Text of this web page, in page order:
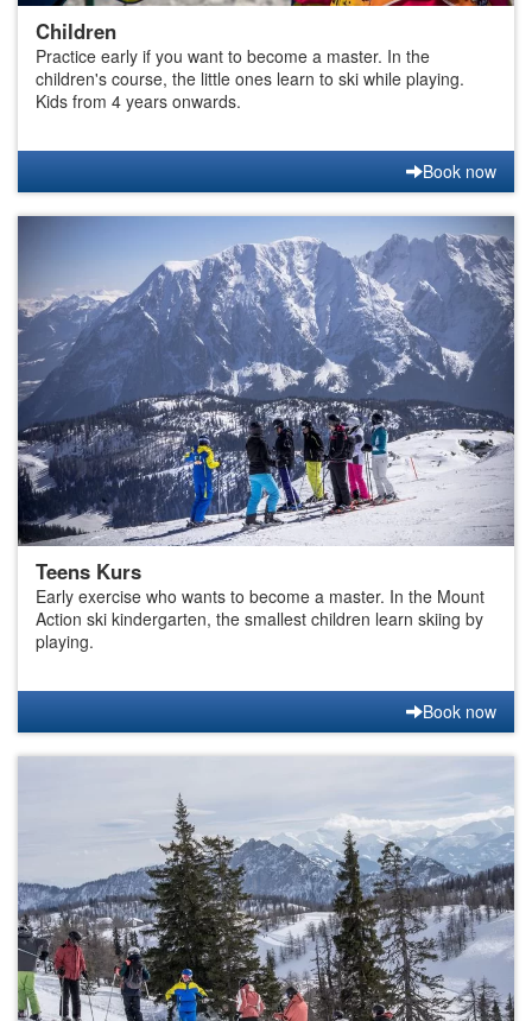
Children
Practice early if you want to become a master. In the
children's course, the little ones learn to ski while playing.
Kids from 4 years onwards.
Book now
Teens Kurs
Early exercise who wants to become a master. In the Mount
Action ski kindergarten, the smallest children learn skiing by
playing.
Book now